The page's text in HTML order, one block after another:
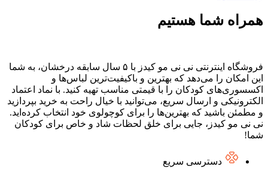
همراه شما هستیم
فروشگاه اینترنتی نی نی مو کیدز با ۵ سال سابقه درخشان، به شما
این امکان را می‌دهد که بهترین و باکیفیت‌ترین لباس‌ها و
اکسسوری‌های کودکان را با قیمتی مناسب تهیه کنید. با نماد اعتماد
الکترونیکی و ارسال سریع، می‌توانید با خیال راحت به خرید بپردازید
و مطمئن باشید که بهترین‌ها را برای کوچولوی خود انتخاب کرده‌اید.
نی نی مو کیدز، جایی برای خلق لحظات شاد و خاص برای کودکان
شما!
دسترسی سریع